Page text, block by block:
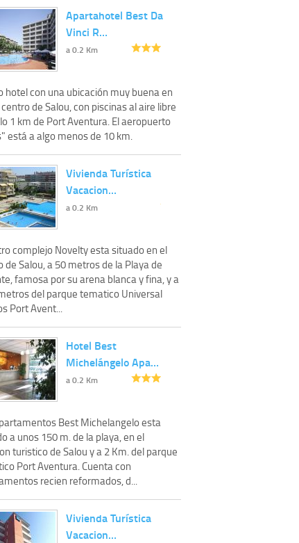
Apartahotel Best Da
Vinci R…
a 0.2 Km
hotel con una ubicación muy buena en
de Salou, con piscinas al aire libre
1 km de Port Aventura. El aeropuerto
está a algo menos de 10 km.
Vivienda Turística
Vacacion…
a 0.2 Km
complejo Novelty esta situado en el
de Salou, a 50 metros de la Playa de
famosa por su arena blanca y fina, y a
del parque tematico Universal
Port Avent...
Hotel Best
Michelángelo Apa…
a 0.2 Km
Best Michelangelo esta
a unos 150 m. de la playa, en el
turistico de Salou y a 2 Km. del parque
Port Aventura. Cuenta con
recien reformados, d...
Vivienda Turística
Vacacion…